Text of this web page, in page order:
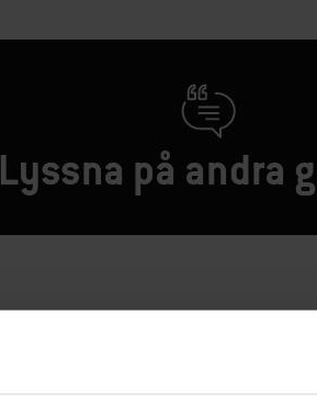
Lyssna på andra